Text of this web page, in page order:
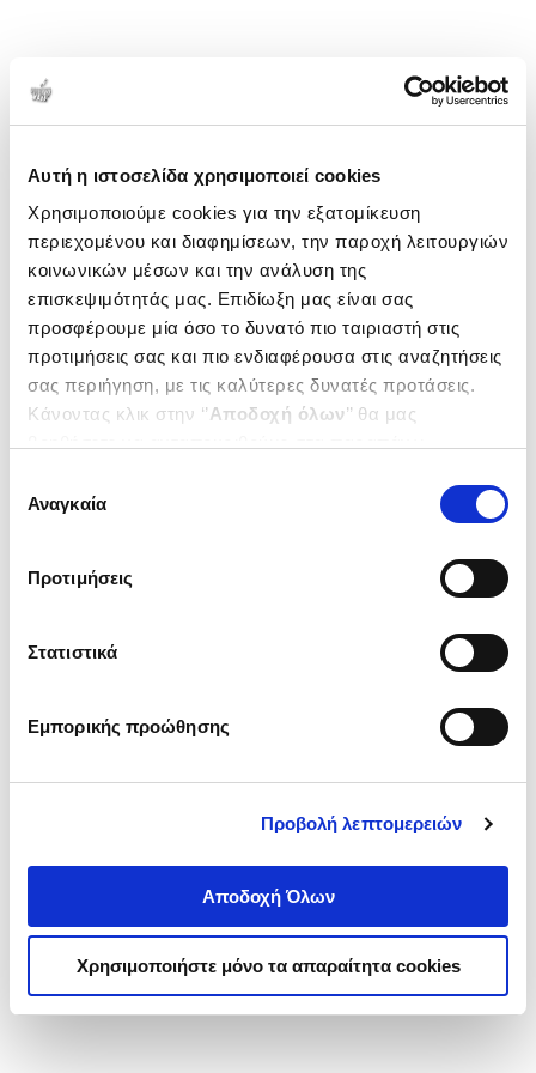
Αυτή η ιστοσελίδα χρησιμοποιεί cookies
Χρησιμοποιούμε cookies για την εξατομίκευση
περιεχομένου και διαφημίσεων, την παροχή λειτουργιών
κοινωνικών μέσων και την ανάλυση της
επισκεψιμότητάς μας. Επιδίωξη μας είναι σας
προσφέρουμε μία όσο το δυνατό πιο ταιριαστή στις
προτιμήσεις σας και πιο ενδιαφέρουσα στις αναζητήσεις
σας περιήγηση, με τις καλύτερες δυνατές προτάσεις.
Κάνοντας κλικ στην ‘’Αποδοχή όλων’’ θα μας
ενδιαφέρουν και να επιλέξετε από τα παρακάτω με την
΄΄και να ενημερωθείτε σχετικά με
συγκατάθεσης
Αναγκαία
Προτιμήσεις
Στατιστικά
Εμπορικής προώθησης
Προβολή λεπτομερειών
Αποδοχή Όλων
Χρησιμοποιήστε μόνο τα απαραίτητα cookies